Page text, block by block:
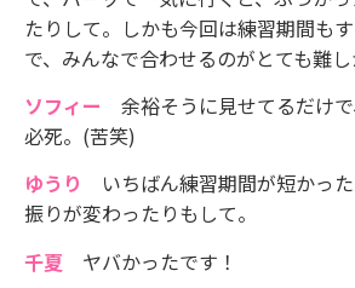
たりして。しかも今回は練習期間も
で、みんなで合わせるのがとても難し
ソフィー
余裕そうに見せてるだけ
必死。(苦笑)
ゆうり
いちばん練習期間が短かっ
振りが変わったりもして。
千夏
ヤバかったです！